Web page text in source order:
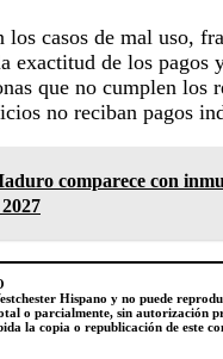
los casos de mal uso,
exactitud de los pagos
que no cumplen los
no reciban pagos
comparece con
Hispano y no puede
o parcialmente, sin autorización
la copia o republicación de este